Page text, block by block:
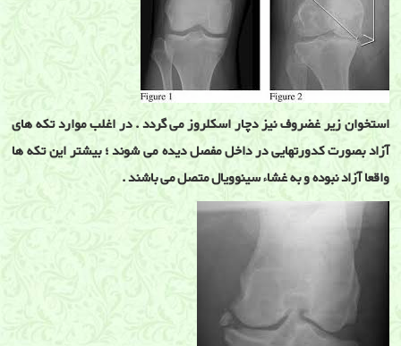
استخوان زیر غضروف نیز دچار اسکلروز می گردد . در اغلب موارد تکه های
آزاد بصورت کدورتهایی در داخل مفصل دیده می شوند ؛ بیشتر این تکه ها
واقعا آزاد نبوده و به غشاء سینوویال متصل می باشند .